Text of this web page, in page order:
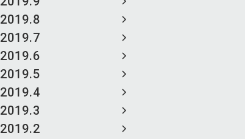
2019.8
2019.7
2019.6
2019.5
2019.4
2019.3
2019.2